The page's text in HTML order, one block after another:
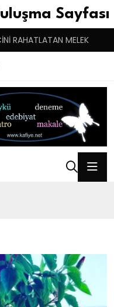
Sayfası
RAHATLATAN MELEK